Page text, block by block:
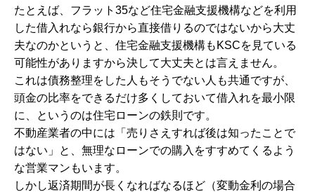
たとえば、フラット35など住宅金融支援機構などを利用
した借入れなら銀行から直接借りるのではないから大丈
夫なのかというと、住宅金融支援機構もKSCを見ている
可能性がありますから決して大丈夫とは言えません。
これは債務整理をした人もそうでない人も共通ですが、
頭金の比率をできるだけ多くしておいて借入れを最小限
に、というのは住宅ローンの鉄則です。
不動産業者の中には「売りさえすれば後は知ったことで
はない」と、無理なローンでの購入をすすめてくるよう
な営業マンもいます。
しかし返済期間が長くなればなるほど（変動金利の場合